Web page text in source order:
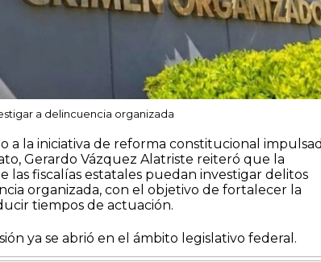
a delincuencia organizada
a la iniciativa de reforma constitucional
Gerardo Vázquez Alatriste reiteró que la
las fiscalías estatales puedan investigar delitos
organizada, con el objetivo de fortalecer la
tiempos de actuación.
ya se abrió en el ámbito legislativo federal.